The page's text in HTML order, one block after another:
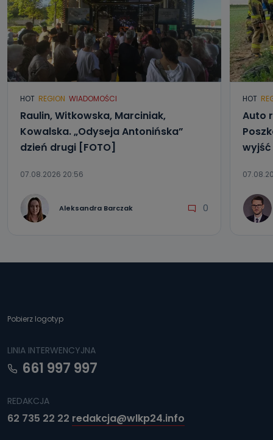
HOT REGION WIADOMOŚCI
Raulin, Witkowska, Marciniak,
Kowalska. „Odyseja Antonińska”
dzień drugi [FOTO]
07.08.2026 20:56
Aleksandra Barczak 0
HOT
Auto
wyjść
Pobierz logotyp
LINIA INTERWENCYJNA
661 997 997
REDAKCJA
62 735 22 22 redakcja@wlkp24.info